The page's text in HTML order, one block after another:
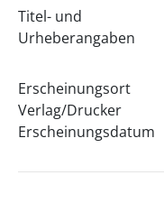
Titel- und
Urheberangaben
Erscheinungsort
Verlag/Drucker
Erscheinungsdatum